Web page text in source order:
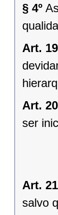
§ 4º
Art.
Art.
ser
Art.
salvo